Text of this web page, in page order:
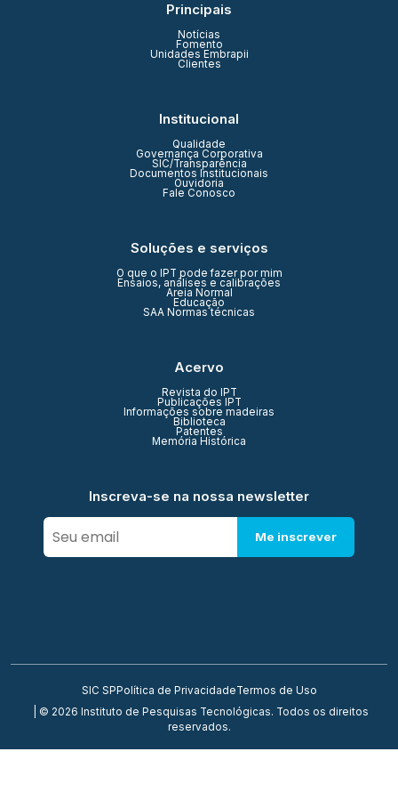
Principais
Notícias
Fomento
Unidades Embrapii
Clientes
Institucional
Qualidade
Governança Corporativa
SIC/Transparência
Documentos Institucionais
Ouvidoria
Fale Conosco
Soluções e serviços
O que o IPT pode fazer por mim
Ensaios, análises e calibrações
Areia Normal
Educação
SAA Normas técnicas
Acervo
Revista do IPT
Publicações IPT
Informações sobre madeiras
Biblioteca
Patentes
Memória Histórica
Inscreva-se na nossa newsletter
Me inscrever
SIC SP Política de PrivacidadeTermos de Uso
| © 2026 Instituto de Pesquisas Tecnológicas. Todos os direitos
reservados.